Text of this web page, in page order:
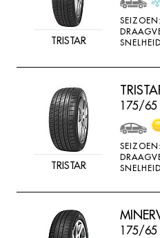
TRISTAR
TRISTAR
175/65
175/65